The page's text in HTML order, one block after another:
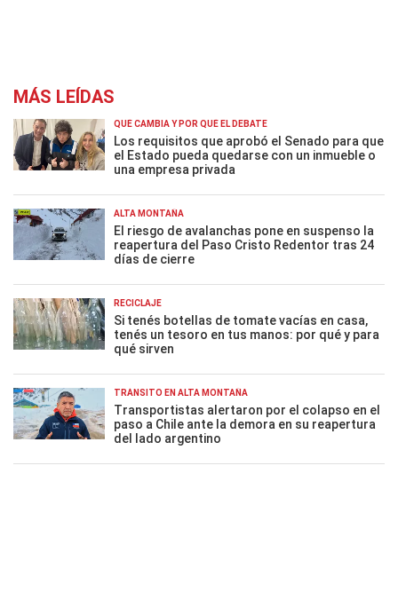
MÁS LEÍDAS
QUÉ CAMBIA Y POR QUÉ EL DEBATE
Los requisitos que aprobó el Senado para que
el Estado pueda quedarse con un inmueble o
una empresa privada
ALTA MONTAÑA
El riesgo de avalanchas pone en suspenso la
reapertura del Paso Cristo Redentor tras 24
días de cierre
RECICLAJE
Si tenés botellas de tomate vacías en casa,
tenés un tesoro en tus manos: por qué y para
qué sirven
TRÁNSITO EN ALTA MONTAÑA
Transportistas alertaron por el colapso en el
paso a Chile ante la demora en su reapertura
del lado argentino